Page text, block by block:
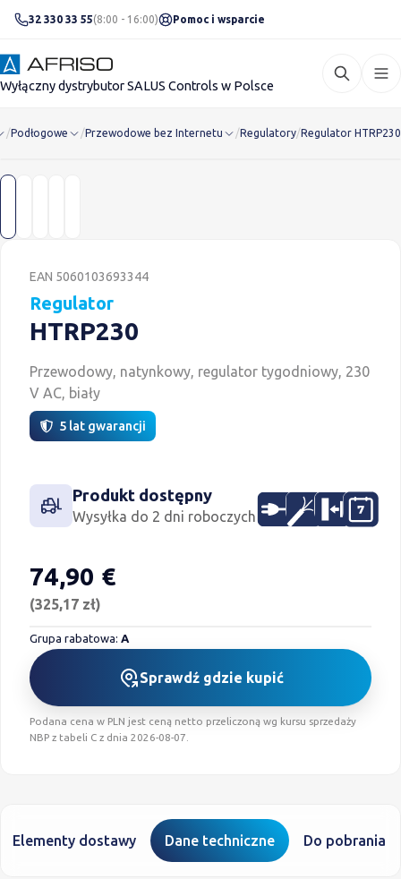
32 330 33 55(8:00 - 16:00) Pomoc i wsparcie
Wyłączny dystrybutor SALUS Controls w Polsce
/ Podłogowe / Przewodowe bez Internetu / Regulatory/ Regulator HTRP230
Regulator
EAN 5060103693344
HTRP230
Przewodowy, natynkowy, regulator tygodniowy, 230
V AC, biały
5 lat gwarancji
Produkt dostępny
Wysyłka do 2 dni roboczych
Zasilanie 230V
Połączenie
Montaż
Cena i program lojalnościowy
74,90 €
(325,17 zł)
Grupa rabatowa: A
Sprawdź gdzie kupić
Podana cena w PLN jest ceną netto przeliczoną wg kursu sprzedaży
NBP z tabeli C z dnia 2026-08-07.
Elementy dostawy Dane techniczne Do pobrania